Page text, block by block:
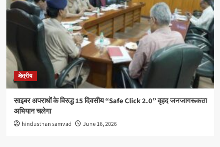
क्षेत्रीय
साइबर अपराधों के विरुद्ध 15 दिवसीय “Safe Click 2.0” वृहद जनजागरूकता
अभियान चलेगा
hindusthan samvad June 16, 2026